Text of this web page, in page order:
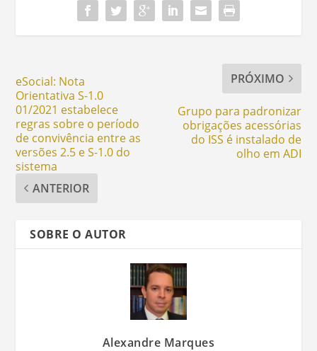
eSocial: Nota
Orientativa S-1.0
01/2021 estabelece
regras sobre o período
de convivência entre as
versões 2.5 e S-1.0 do
sistema
ANTERIOR
PRÓXIMO
Grupo para padronizar
obrigações acessórias
do ISS é instalado de
olho em ADI
SOBRE O AUTOR
Alexandre Marques